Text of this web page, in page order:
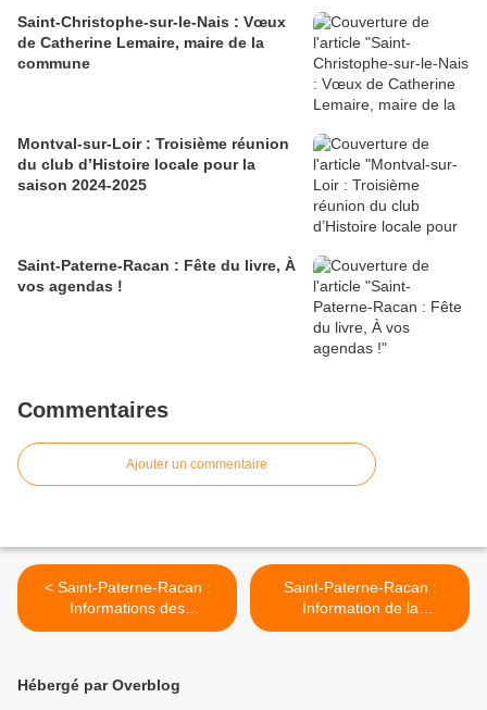
Saint-Christophe-sur-le-Nais : Vœux
de Catherine Lemaire, maire de la
commune
Montval-sur-Loir : Troisième réunion
du club d’Histoire locale pour la
saison 2024-2025
Saint-Paterne-Racan : Fête du livre, À
vos agendas !
Commentaires
Ajouter un commentaire
< Saint-Paterne-Racan :
Informations des
Laboureurs de Saint-
Saint-Paterne-Racan :
Information de la
bibliothèque pour une
Hébergé par Overblog